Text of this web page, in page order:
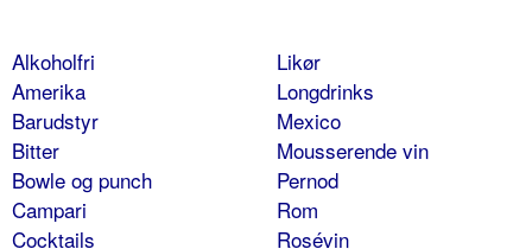
Alkoholfri
Amerika
Barudstyr
Bitter
Bowle og punch
Campari
Cocktails
Likør
Longdrinks
Mexico
Mousserende vin
Pernod
Rom
Rosévin